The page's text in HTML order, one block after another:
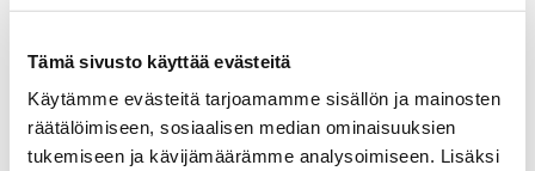
Tämä sivusto käyttää evästeitä
Käytämme evästeitä tarjoamamme sisällön ja mainosten
räätälöimiseen, sosiaalisen median ominaisuuksien
tukemiseen ja kävijämäärämme analysoimiseen. Lisäksi
kaidepylväät
rullaverhot
Kansiluukut